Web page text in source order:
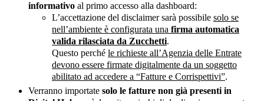
informativo al primo accesso alla dashboard:
L’accettazione del disclaimer sarà possibile solo se
nell’ambiente è configurata una firma automatica
valida rilasciata da Zucchetti.
Questo perché le richieste all’Agenzia delle Entrate
devono essere firmate digitalmente da un soggetto
abilitato ad accedere a “Fatture e Corrispettivi”.
Verranno importate solo le fatture non già presenti in